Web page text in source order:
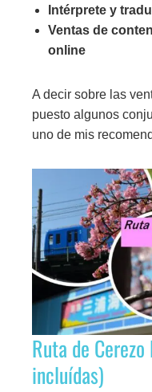
Intérprete y
Ventas de
online
A decir sobre las
puesto algunos
uno de mis
Ruta de
incluídas)